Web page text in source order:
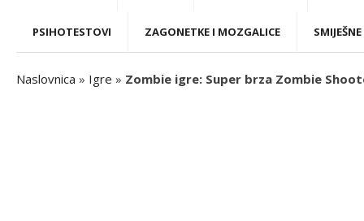
PSIHOTESTOVI ZAGONETKE I MOZGALICE
Naslovnica » Igre » Zombie igre: Super brza Zombie